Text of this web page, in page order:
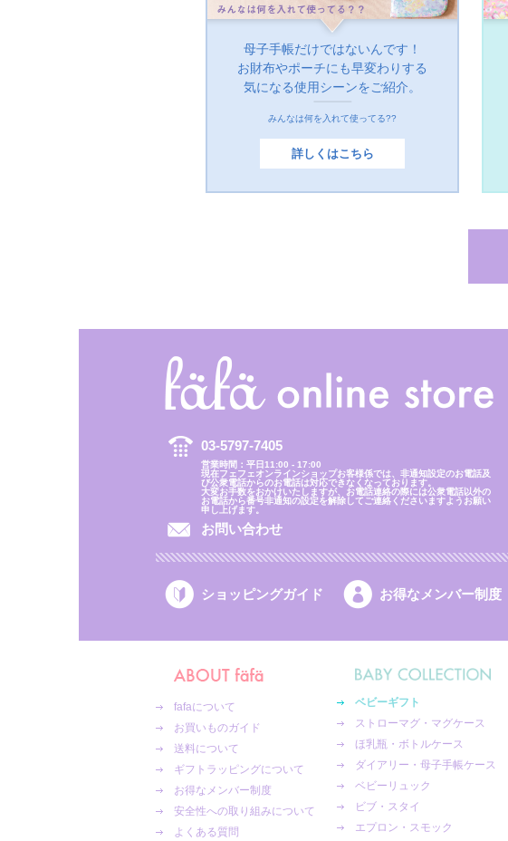
母子手帳だけではないんです！
お財布やポーチにも早変わりする
気になる使用シーンをご紹介。
みんなは何を入れて使ってる??
詳しくはこちら
03-5797-7405
営業時間：平日11:00 - 17:00
現在フェフェオンラインショップお客様係では、非通知設定のお電話及
び公衆電話からのお電話は対応できなくなっております。
大変お手数をおかけいたしますが、お電話連絡の際には公衆電話以外の
お電話から番号非通知の設定を解除してご連絡くださいますようお願い
申し上げます。
お問い合わせ
ショッピングガイド お得なメンバー制度
fafaについて
お買いものガイド
送料について
ギフトラッピングについて
お得なメンバー制度
安全性への取り組みについて
よくある質問
ベビーギフト
ストローマグ・マグケース
ほ乳瓶・ボトルケース
ダイアリー・母子手帳ケース
ベビーリュック
ビブ・スタイ
エプロン・スモック